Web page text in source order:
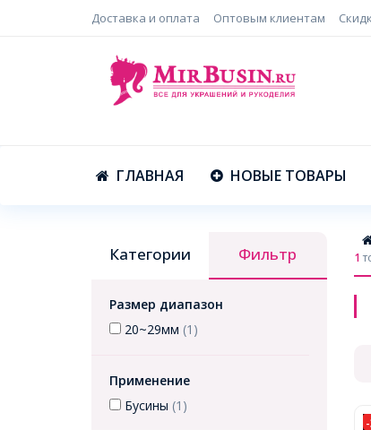
Доставка и оплата Оптовым клиентам
ГЛАВНАЯ НОВЫЕ ТОВАРЫ
Категории Фильтр
Размер диапазон
20~29мм (1)
Применение
Бусины (1)
1